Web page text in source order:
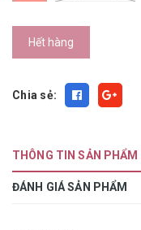
Hết hàng
Chia sẻ:
THÔNG TIN SẢN PHẨM
ĐÁNH GIÁ SẢN PHẨM